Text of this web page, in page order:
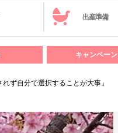
出産準備
キャンペーン
ず自分で選択することが大事」